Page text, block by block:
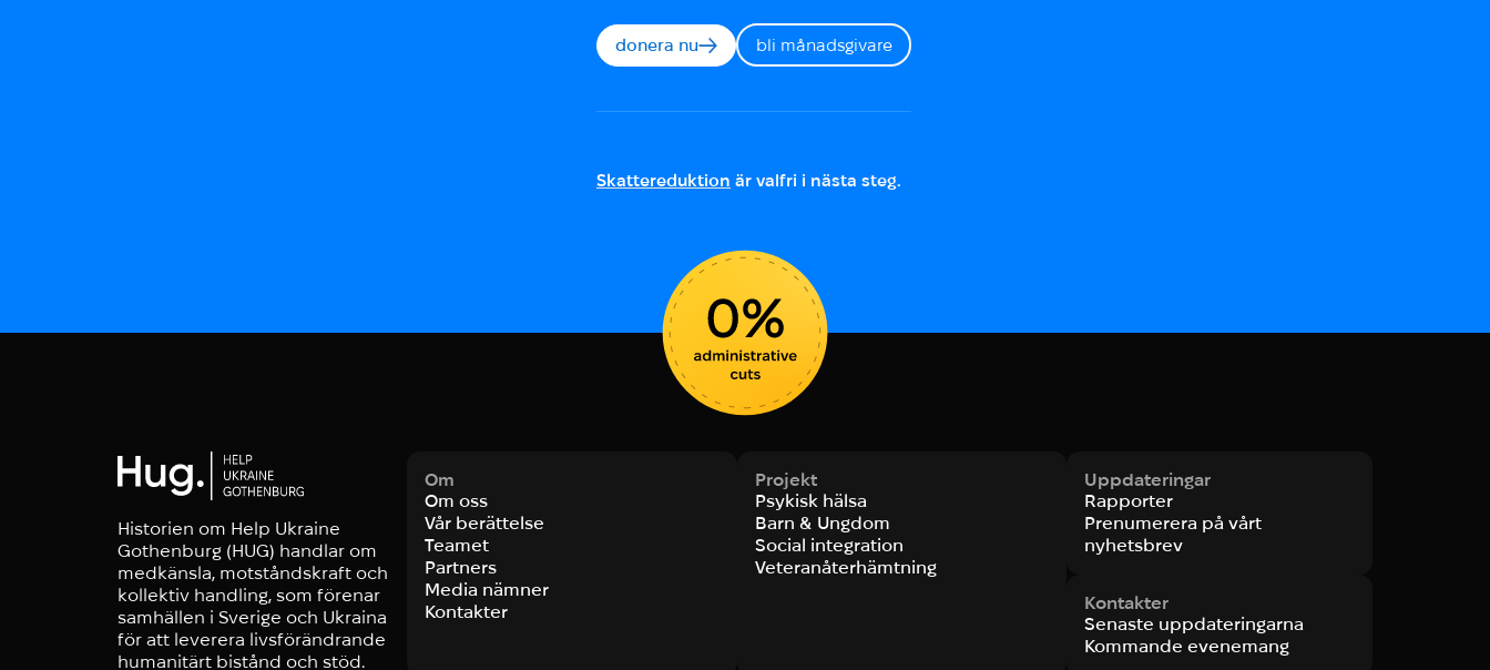
donera nu bli månadsgivare
Skattereduktion är valfri i nästa steg.
Historien om Help Ukraine
Gothenburg (HUG) handlar om
medkänsla, motståndskraft och
kollektiv handling, som förenar
samhällen i Sverige och Ukraina
för att leverera livsförändrande
humanitärt bistånd och stöd.
Om
Om oss
Vår berättelse
Teamet
Partners
Media nämner
Kontakter
Projekt
Psykisk hälsa
Barn & Ungdom
Social integration
Veteranåterhämtning
Uppdateringar
Rapporter
Prenumerera på vårt
nyhetsbrev
Kontakter
Senaste uppdateringarna
Kommande evenemang